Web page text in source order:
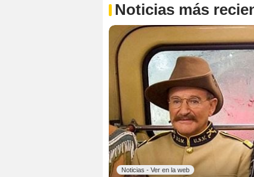
Noticias más
Noticias - Ver en la web